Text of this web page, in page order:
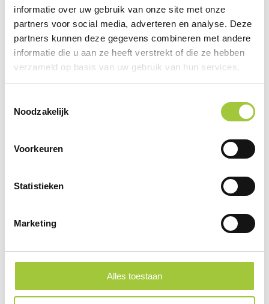
informatie over uw gebruik van onze site met onze
partners voor social media, adverteren en analyse. Deze
partners kunnen deze gegevens combineren met andere
informatie die u aan ze heeft verstrekt of die ze hebben
verzameld op basis van uw gebruik van hun services.
Noodzakelijk
Voorkeuren
Statistieken
Marketing
Alles toestaan
vanaf € 5,55